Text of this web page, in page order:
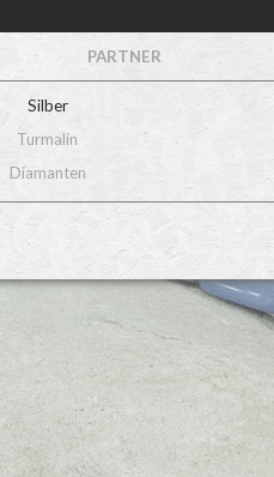
PARTNER
Silber
Turmalin
Diamanten